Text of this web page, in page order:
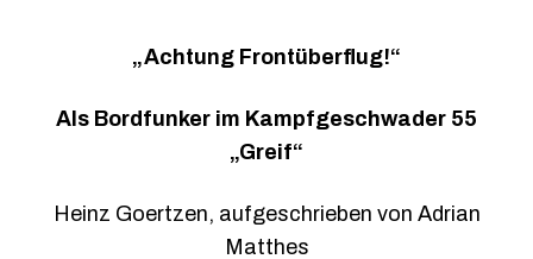
„Achtung Frontüberflug!“
Als Bordfunker im Kampfgeschwader 55
„Greif“
Heinz Goertzen, aufgeschrieben von Adrian
Matthes